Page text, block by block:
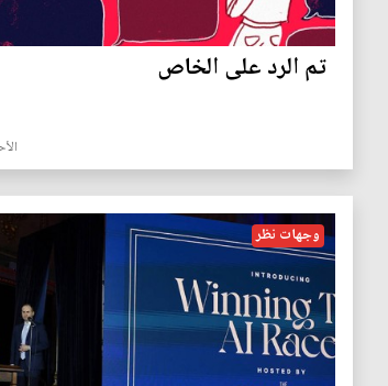
تم الرد على الخاص
الأحد 14
وجهات نظر